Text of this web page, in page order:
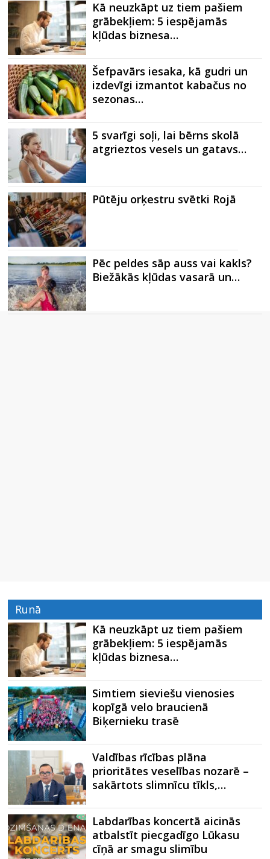
Kā neuzkāpt uz tiem pašiem
grābekļiem: 5 iespējamās
kļūdas biznesa…
Šefpavārs iesaka, kā gudri un
izdevīgi izmantot kabačus no
sezonas…
5 svarīgi soļi, lai bērns skolā
atgrieztos vesels un gatavs…
Pūtēju orķestru svētki Rojā
Pēc peldes sāp auss vai kakls?
Biežākās kļūdas vasarā un…
Runā
Kā neuzkāpt uz tiem pašiem
grābekļiem: 5 iespējamās
kļūdas biznesa…
Simtiem sieviešu vienosies
kopīgā velo braucienā
Biķernieku trasē
Valdības rīcības plāna
prioritātes veselības nozarē –
sakārtots slimnīcu tīkls,…
Labdarības koncertā aicinās
atbalstīt piecgadīgo Lūkasu
cīņā ar smagu slimību